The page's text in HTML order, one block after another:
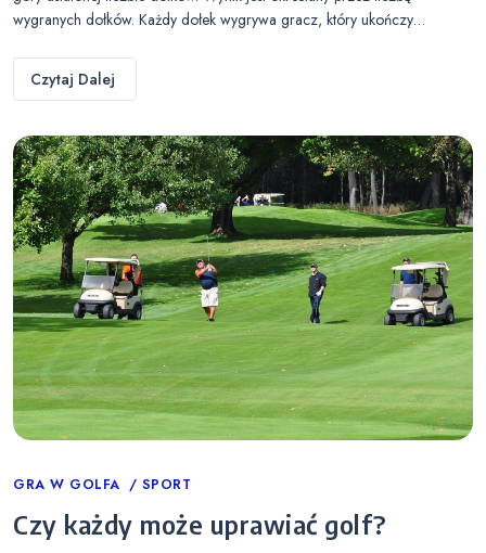
wygranych dołków. Każdy dołek wygrywa gracz, który ukończy…
Czytaj Dalej
Categories
GRA W GOLFA SPORT
Czy każdy może uprawiać golf?